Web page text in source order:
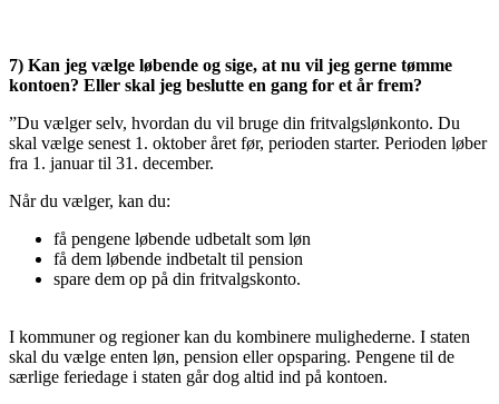
7) Kan jeg vælge løbende og sige, at nu vil jeg gerne tømme
kontoen? Eller skal jeg beslutte en gang for et år frem?
”Du vælger selv, hvordan du vil bruge din fritvalgslønkonto. Du
skal vælge senest 1. oktober året før, perioden starter. Perioden løber
fra 1. januar til 31. december.
Når du vælger, kan du:
få pengene løbende udbetalt som løn
få dem løbende indbetalt til pension
spare dem op på din fritvalgskonto.
I kommuner og regioner kan du kombinere mulighederne. I staten
skal du vælge enten løn, pension eller opsparing. Pengene til de
særlige feriedage i staten går dog altid ind på kontoen.